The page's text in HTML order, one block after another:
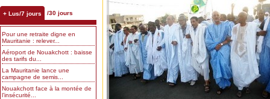
+ Lus/7 jours /30 jours
Pour une retraite digne en
Mauritanie : relever...
Aéroport de Nouakchott : baisse
des tarifs du...
La Mauritanie lance une
campagne de semis...
Nouakchott face à la montée de
l’insécurité...